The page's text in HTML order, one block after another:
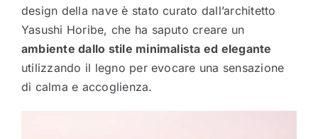
design della nave è stato curato dall’architetto
Yasushi Horibe, che ha saputo creare un
ambiente dallo stile minimalista ed elegante
utilizzando il legno per evocare una sensazione
di calma e accoglienza.